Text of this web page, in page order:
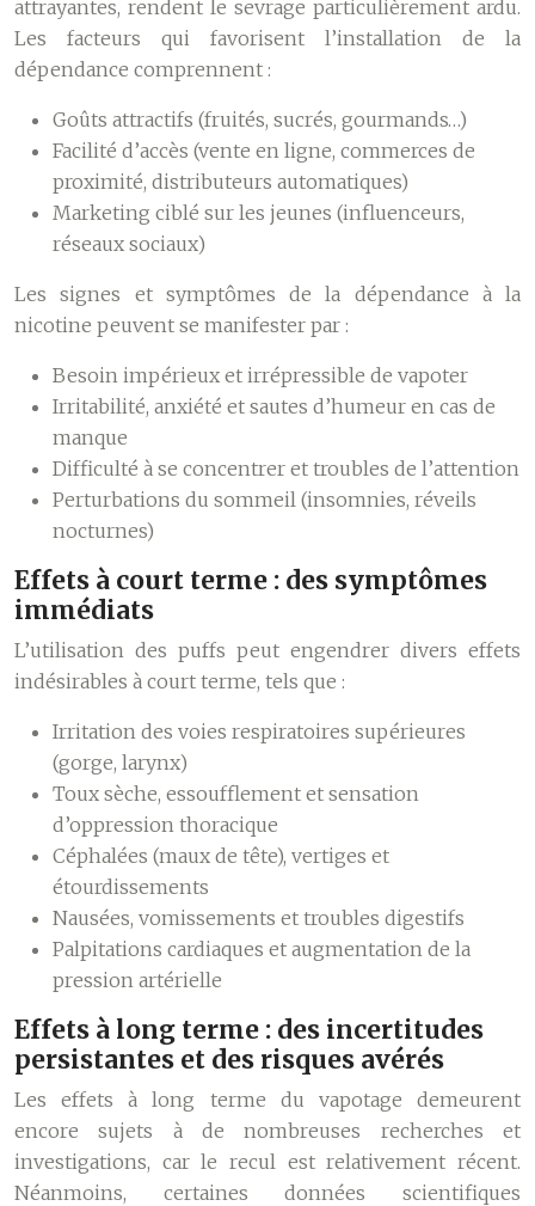
attrayantes, rendent le sevrage particulièrement ardu.
Les facteurs qui favorisent l’installation de la
dépendance comprennent :
Goûts attractifs (fruités, sucrés, gourmands…)
Facilité d’accès (vente en ligne, commerces de
proximité, distributeurs automatiques)
Marketing ciblé sur les jeunes (influenceurs,
réseaux sociaux)
Les signes et symptômes de la dépendance à la
nicotine peuvent se manifester par :
Besoin impérieux et irrépressible de vapoter
Irritabilité, anxiété et sautes d’humeur en cas de
manque
Difficulté à se concentrer et troubles de l’attention
Perturbations du sommeil (insomnies, réveils
nocturnes)
Effets à court terme : des symptômes
immédiats
L’utilisation des puffs peut engendrer divers effets
indésirables à court terme, tels que :
Irritation des voies respiratoires supérieures
(gorge, larynx)
Toux sèche, essoufflement et sensation
d’oppression thoracique
Céphalées (maux de tête), vertiges et
étourdissements
Nausées, vomissements et troubles digestifs
Palpitations cardiaques et augmentation de la
pression artérielle
Effets à long terme : des incertitudes
persistantes et des risques avérés
Les effets à long terme du vapotage demeurent
encore sujets à de nombreuses recherches et
investigations, car le recul est relativement récent.
Néanmoins, certaines données scientifiques